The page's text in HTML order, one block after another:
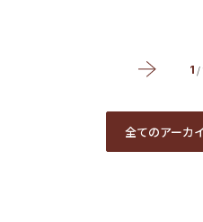
1 /
全てのアーカ
全てのアーカ